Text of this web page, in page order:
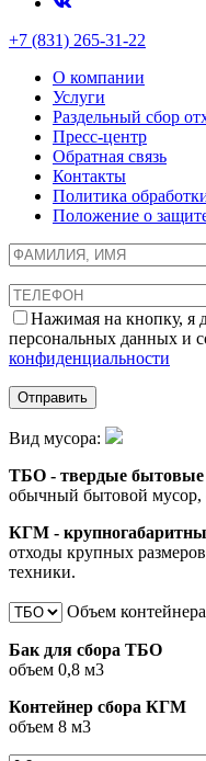
+7 (831) 265-31-22
О компании
Услуги
Раздельный сбор
Пресс-центр
Обратная связь
Контакты
Политика
Положение о
Нажимая на кнопку, я
персональных данных и
конфиденциальности
Вид мусора:
ТБО - твердые бытовые
обычный бытовой мусор,
КГМ -
отходы крупных
техники.
Объем
Бак для сбора ТБО
объем 0,8 м3
Контейнер сбора КГМ
объем 8 м3